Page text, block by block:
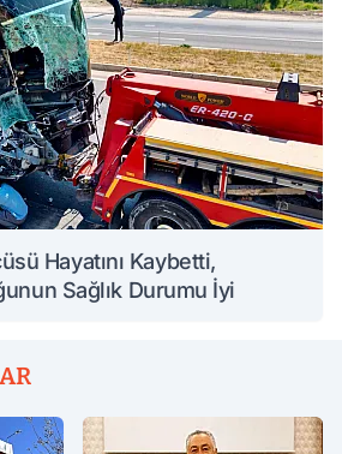
Hayatını Kaybetti,
Sağlık Durumu İyi